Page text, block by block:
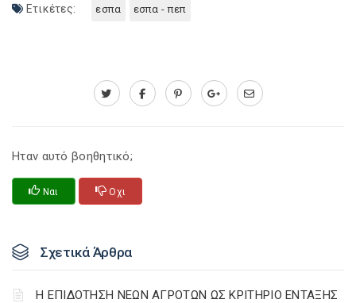
Ετικέτες: εσπα εσπα - πεπ
Ηταν αυτό βοηθητικό;
Ναι Οχι
Σχετικά Άρθρα
Η ΕΠΙΔΟΤΗΣΗ ΝΕΩΝ ΑΓΡΟΤΩΝ ΩΣ ΚΡΙΤΗΡΙΟ ΕΝΤΑΞΗΣ